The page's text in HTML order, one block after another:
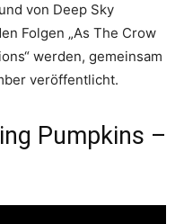
von Deep Sky
Folgen „As The Crow
werden, gemeinsam
veröffentlicht.
Pumpkins –